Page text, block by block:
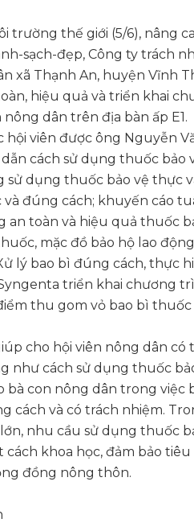
trường thế giới (5/6), nâng
sạch-đẹp, Công ty trách
xã Thạnh An, huyện Vĩnh
hiệu quả và triển khai
dân trên địa bàn ấp E1.
hội viên được ông Nguyễn
cách sử dụng thuốc bảo
sử dụng thuốc bảo vệ thực
đúng cách; khuyến cáo
an toàn và hiệu quả thuốc
mặc đồ bảo hộ lao
lý bao bì đúng cách, thực
triển khai chương
thu gom vỏ bao bì
cho hội viên nông dân
như cách sử dụng thuốc
con nông dân trong việc
cách và có trách nhiệm.
nhu cầu sử dụng thuốc
khoa học, đảm bảo
đồng nông thôn.